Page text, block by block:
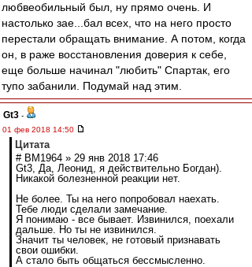
любвеобильный был, ну прямо очень. И
настолько зае...бал всех, что на него просто
перестали обращать внимание. А потом, когда
он, в раже восстановления доверия к себе,
еще больше начинал "любить" Спартак, его
тупо забанили. Подумай над этим.
Gt3 -
01 фев 2018 14:50
Цитата
# BM1964 » 29 янв 2018 17:46
Gt3, Да, Леонид, я действительно Богдан).
Никакой болезненной реакции нет.
Не более. Ты на него попробовал наехать.
Тебе люди сделали замечание.
Я понимаю - все бывает. Извинился, поехали
дальше. Но ты не извинился.
Значит ты человек, не готовый признавать
свои ошибки.
А стало быть общаться бессмысленно.